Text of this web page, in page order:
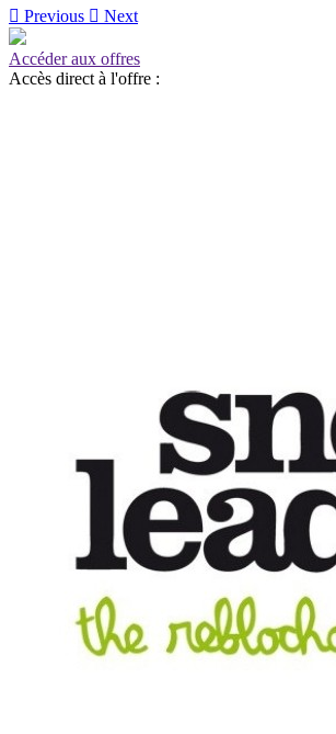
 Previous  Next
Accéder aux offres
Accès direct à l'offre :